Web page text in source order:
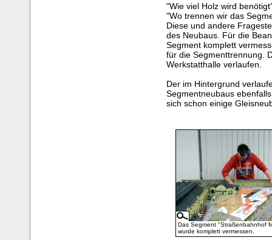
"Wie viel Holz wird
"Wo trennen wir das
Diese und andere
des Neubaus. Für die
Segment komplett
für die Segmenttrennung.
Werkstatthalle verlaufen.
Der im Hintergrund
Segmentneubaus
sich schon einige
Das Segment "Straßenbahnhof
wurde komplett vermessen.